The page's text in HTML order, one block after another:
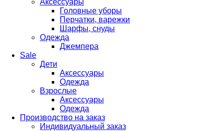
Аксессуары
Головные уборы
Перчатки, варежки
Шарфы, снуды
Одежда
Джемпера
Sale
Дети
Аксессуары
Одежда
Взрослые
Аксессуары
Одежда
Производство на заказ
Индивидуальный заказ